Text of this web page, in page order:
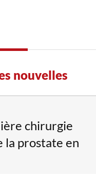
nouvelles
chirurgie
la prostate en